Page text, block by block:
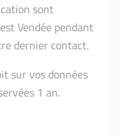
sont
Vendée pendant
dernier contact.
sur vos données
1 an.